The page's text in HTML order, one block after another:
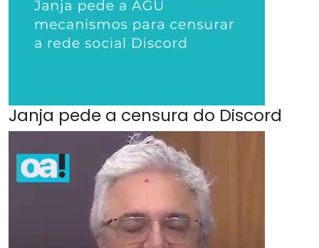
Janja pede a censura do Discord